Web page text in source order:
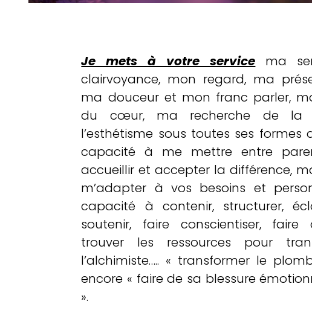
Je mets à votre service ma
clairvoyance, mon regard, ma
ma douceur et mon franc parler,
du cœur, ma recherche de la
l’esthétisme sous toutes ses formes
capacité à me mettre entre
accueillir et accepter la différence,
m’adapter à vos besoins et
capacité à contenir, structurer,
soutenir, faire conscientiser,
trouver les ressources pour
l’alchimiste….. « transformer le
encore « faire de sa blessure
».